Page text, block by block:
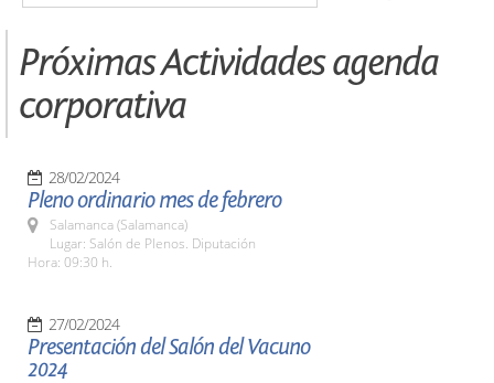
Próximas Actividades agenda
corporativa
28/02/2024
Pleno ordinario mes de febrero
Salamanca (Salamanca)
Lugar: Salón de Plenos. Diputación
Hora: 09:30 h.
27/02/2024
Presentación del Salón del Vacuno
2024